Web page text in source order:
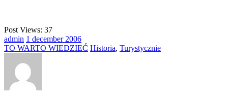
Post Views: 37
admin 1 december 2006
TO WARTO WIEDZIEĆ Historia, Turystycznie